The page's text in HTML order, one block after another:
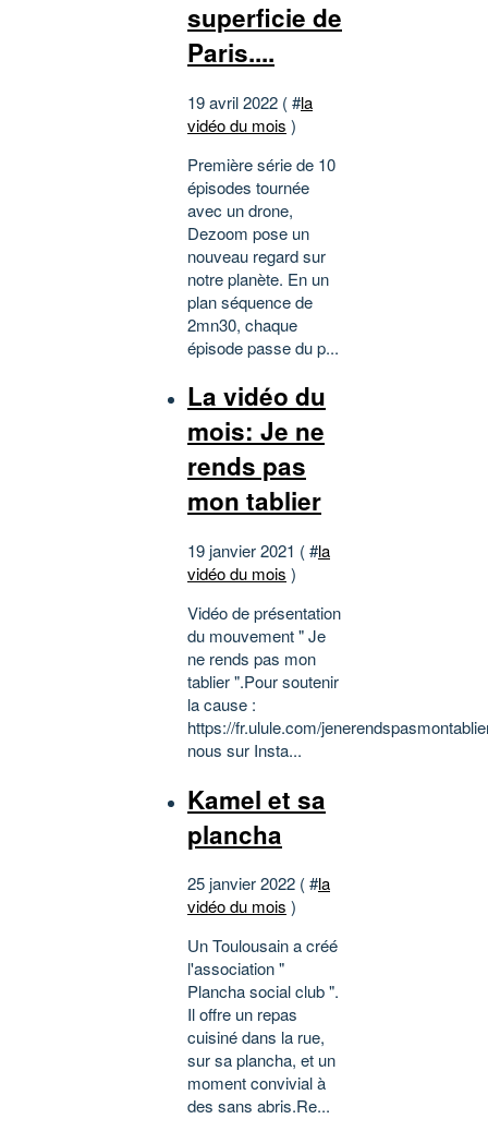
superficie de
Paris....
19 avril 2022 ( #la
vidéo du mois )
Première série de 10
épisodes tournée
avec un drone,
Dezoom pose un
nouveau regard sur
notre planète. En un
plan séquence de
2mn30, chaque
épisode passe du p...
La vidéo du
mois: Je ne
rends pas
mon tablier
19 janvier 2021 ( #la
vidéo du mois )
Vidéo de présentation
du mouvement " Je
ne rends pas mon
tablier ".Pour soutenir
la cause :
https://fr.ulule.com/
nous sur Insta...
Kamel et sa
plancha
25 janvier 2022 ( #la
vidéo du mois )
Un Toulousain a créé
l'association "
Plancha social club ".
Il offre un repas
cuisiné dans la rue,
sur sa plancha, et un
moment convivial à
des sans abris.Re...